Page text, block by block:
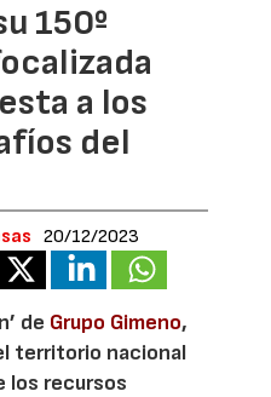
150º
a los
del
20/12/2023
de Grupo Gimeno,
territorio nacional
los recursos